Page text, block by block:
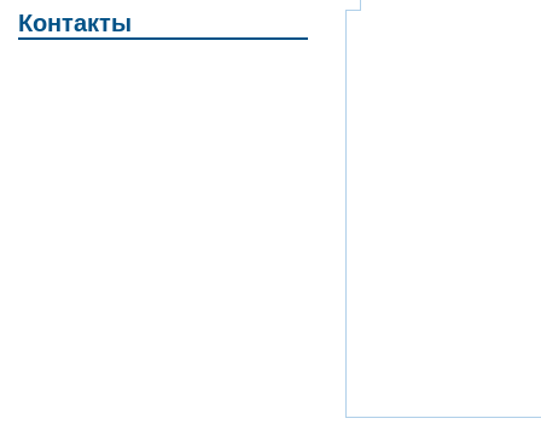
Контакты